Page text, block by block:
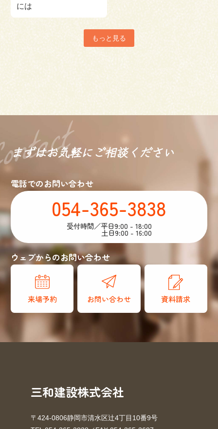
には
もっと見る
まずはお気軽にご相談ください
電話でのお問い合わせ
054-365-3838
受付時間／平日9:00 - 18:00
土日9:00 - 16:00
ウェブからのお問い合わせ
来場予約 お問い合わせ 資料請求
三和建設株式会社
〒424-0806静岡市清水区辻4丁目10番9号